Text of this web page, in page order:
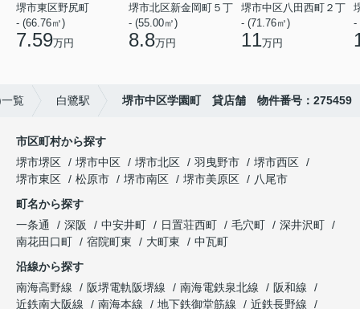
堺市東区野尻町
- (66.76㎡)
7.59万円
堺市北区新金岡町５丁
- (55.00㎡)
8.8万円
堺市中区八田西町２丁
- (71.76㎡)
11万円
-
覧 白鷺駅 堺市中区学園町 貸店舗 物件番号：275459
市区町村から探す
堺市堺区
堺市中区 堺市北区 羽曳野市
堺市西区
堺市東区
松原市 堺市南区 堺市美原区
八尾市
町名から探す
一条通
深阪 中安井町 日置荘西町 毛穴町
深井沢町
南花田口町
宿院町東 大町東
中瓦町
沿線から探す
南海高野線
阪堺電軌阪堺線 南海電鉄泉北線
阪和線
近鉄南大阪線
南海本線 地下鉄御堂筋線
近鉄長野線